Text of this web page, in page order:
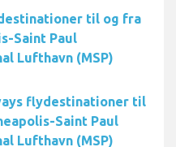
til og fra
Saint Paul
Lufthavn (MSP)
flydestinationer til
Saint Paul
Lufthavn (MSP)